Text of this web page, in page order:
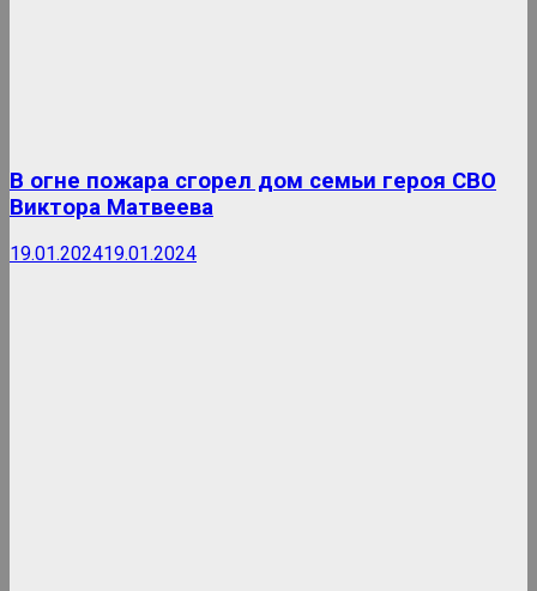
В огне пожара сгорел дом семьи героя СВО
Виктора Матвеева
19.01.202419.01.2024